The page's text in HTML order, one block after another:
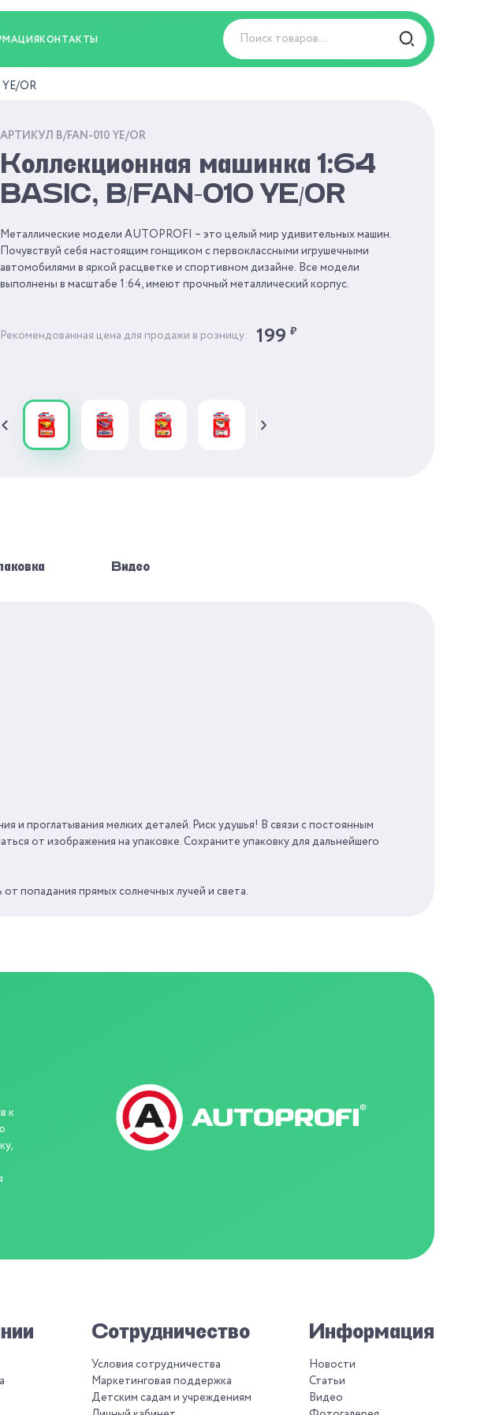
КОНТАКТЫ
OR
АРТИКУЛ B/FAN-010 YE/OR
Коллекционная машинка 1:64
BASIC, B/FAN-010 YE/OR
Металлические модели AUTOPROFI – это целый мир удивительных машин.
Почувствуй себя настоящим гонщиком с первоклассными игрушечными
автомобилями в яркой расцветке и спортивном дизайне. Все модели
выполнены в масштабе 1:64, имеют прочный металлический корпус.
Рекомендованная цена для продажи в розницу: 199 ₽
Видео
и проглатывания мелких деталей. Риск удушья! В связи с постоянным
от изображения на упаковке. Сохраните упаковку для дальнейшего
попадания прямых солнечных лучей и света.
ПРОИЗВОДИТЕЛЬ
к
Сотрудничество
Условия сотрудничества
Маркетинговая поддержка
Детским садам и учреждениям
Информация
Новости
Статьи
Видео